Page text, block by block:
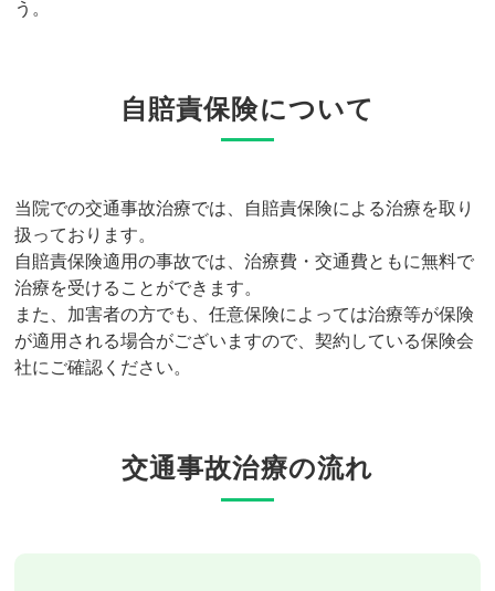
う。
自賠責保険について
当院での交通事故治療では、自賠責保険による治療を取り
扱っております。
自賠責保険適用の事故では、治療費・交通費ともに無料で
治療を受けることができます。
また、加害者の方でも、任意保険によっては治療等が保険
が適用される場合がございますので、契約している保険会
社にご確認ください。
交通事故治療の流れ